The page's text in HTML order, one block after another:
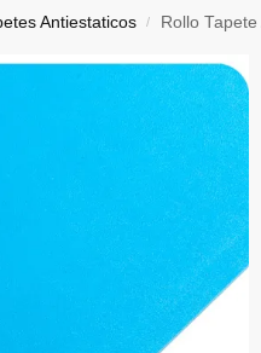
Antiestaticos / Rollo